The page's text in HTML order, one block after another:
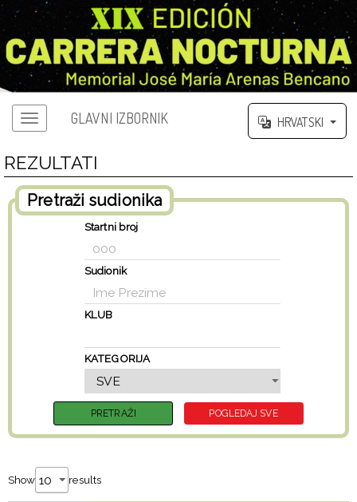
GLAVNI IZBORNIK HRVATSKI
REZULTATI
Pretraži sudionika
Startni broj
Sudionik
KLUB
KATEGORIJA
Show results